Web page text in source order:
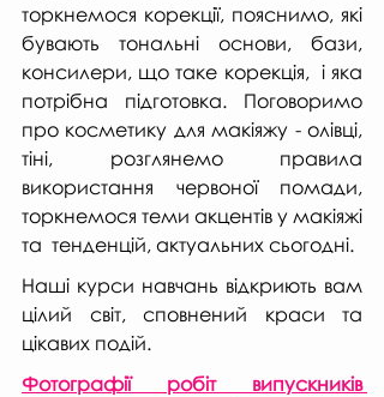
торкнемося корекції, пояснимо, які
бувають тональні основи, бази,
консилери, що таке корекція,  і яка
потрібна підготовка. Поговоримо
про косметику для макіяжу - олівці,
тіні, розглянемо правила
використання червоної помади,
торкнемося теми акцентів у макіяжі
та  тенденцій, актуальних сьогодні.
Наші курси навчань відкриють вам
цілий світ, сповнений краси та
цікавих подій.
Фотографії робіт випускників